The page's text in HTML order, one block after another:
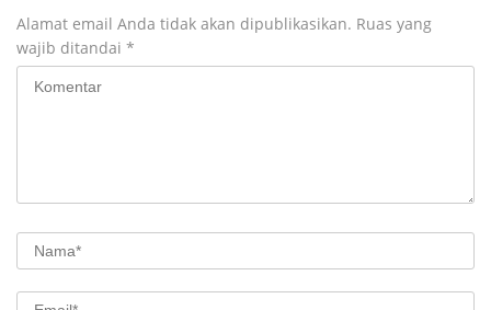
Alamat email Anda tidak akan dipublikasikan. Ruas yang
wajib ditandai *